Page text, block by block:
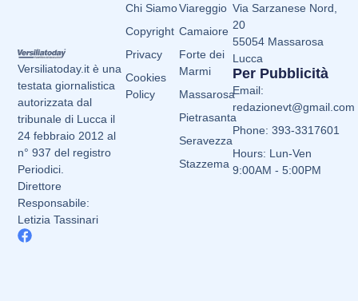
Versiliatoday.it è una
testata giornalistica
autorizzata dal
tribunale di Lucca il
24 febbraio 2012 al
n° 937 del registro
Periodici.
Direttore
Responsabile:
Letizia Tassinari
Viareggio
Camaiore
Forte dei
Marmi
Massarosa
Pietrasanta
Seravezza
Stazzema
Chi Siamo
Copyright
Privacy
Cookies
Policy
Via Sarzanese Nord,
20
55054 Massarosa
Lucca
Per Pubblicità
Email:
redazionevt@gmail.com
Phone: 393-3317601
Hours: Lun-Ven
9:00AM - 5:00PM